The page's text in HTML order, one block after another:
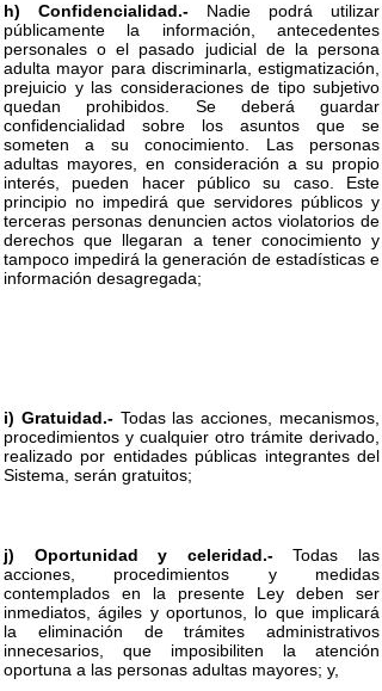
h) Confidencialidad.- Nadie podrá utilizar
públicamente la información, antecedentes
personales o el pasado judicial de la persona
adulta mayor para discriminarla, estigmatización,
prejuicio y las consideraciones de tipo subjetivo
quedan prohibidos. Se deberá guardar
confidencialidad sobre los asuntos que se
someten a su conocimiento. Las personas
adultas mayores, en consideración a su propio
interés, pueden hacer público su caso. Este
principio no impedirá que servidores públicos y
terceras personas denuncien actos violatorios de
derechos que llegaran a tener conocimiento y
tampoco impedirá la generación de estadísticas e
información desagregada;
j) Oportunidad y celeridad.-Todas las
acciones, procedimientos y medidas
contemplados en la presente Ley deben ser
inmediatos, ágiles y oportunos, lo que implicará
la eliminación de trámites administrativos
innecesarios, que imposibiliten la atención
oportuna a las personas adultas mayores; y,
i) Gratuidad.- Todas las acciones, mecanismos,
procedimientos y cualquier otro trámite derivado,
realizado por entidades públicas integrantes del
Sistema, serán gratuitos;